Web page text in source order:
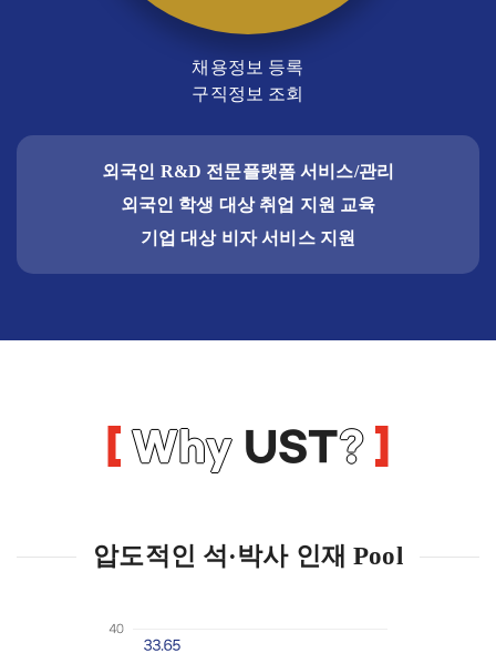
채용정보 등록
구직정보 조회
외국인 R&D 전문플랫폼 서비스/관리
외국인 학생 대상 취업 지원 교육
기업 대상 비자 서비스 지원
Why UST?
압도적인 석·박사 인재 Pool